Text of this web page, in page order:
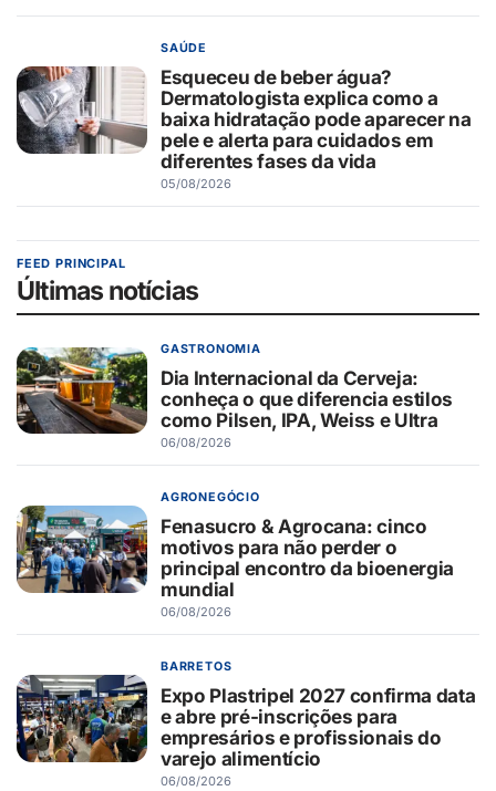
SAÚDE
Esqueceu de beber água?
Dermatologista explica como a
baixa hidratação pode aparecer na
pele e alerta para cuidados em
diferentes fases da vida
05/08/2026
FEED PRINCIPAL
Últimas notícias
GASTRONOMIA
Dia Internacional da Cerveja:
conheça o que diferencia estilos
como Pilsen, IPA, Weiss e Ultra
06/08/2026
AGRONEGÓCIO
Fenasucro & Agrocana: cinco
motivos para não perder o
principal encontro da bioenergia
mundial
06/08/2026
BARRETOS
Expo Plastripel 2027 confirma data
e abre pré-inscrições para
empresários e profissionais do
varejo alimentício
06/08/2026